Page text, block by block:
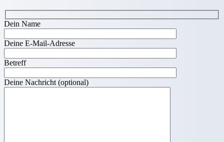
Dein Name
Deine E-Mail-Adresse
Betreff
Deine Nachricht (optional)